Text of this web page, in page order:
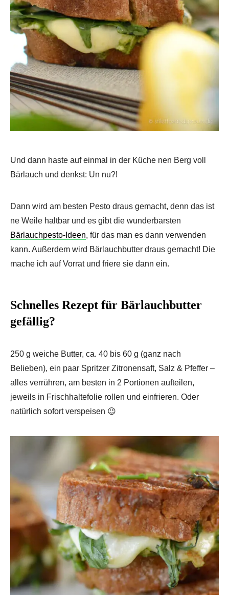
Und dann haste auf einmal in der Küche nen Berg voll
Bärlauch und denkst: Un nu?!
Dann wird am besten Pesto draus gemacht, denn das ist
ne Weile haltbar und es gibt die wunderbarsten
Bärlauchpesto-Ideen, für das man es dann verwenden
kann. Außerdem wird Bärlauchbutter draus gemacht! Die
mache ich auf Vorrat und friere sie dann ein.
Schnelles Rezept für Bärlauchbutter
gefällig?
250 g weiche Butter, ca. 40 bis 60 g (ganz nach
Belieben), ein paar Spritzer Zitronensaft, Salz & Pfeffer –
alles verrühren, am besten in 2 Portionen aufteilen,
jeweils in Frischhaltefolie rollen und einfrieren. Oder
natürlich sofort verspeisen 😉